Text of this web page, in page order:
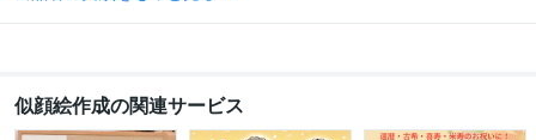
似顔絵作成の関連サービス